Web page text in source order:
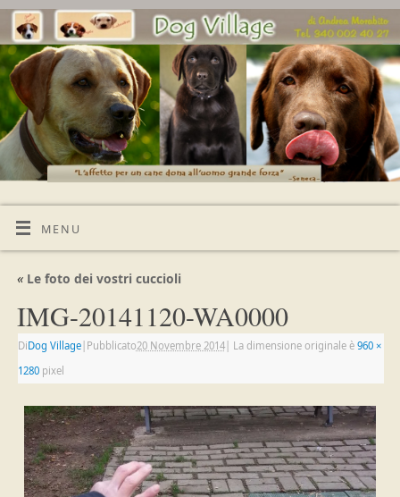
MENU
«Le foto dei vostri cuccioli
IMG-20141120-WA0000
DiDog Village| Pubblicato20 Novembre 2014| La dimensione originale è 960 ×
1280pixel